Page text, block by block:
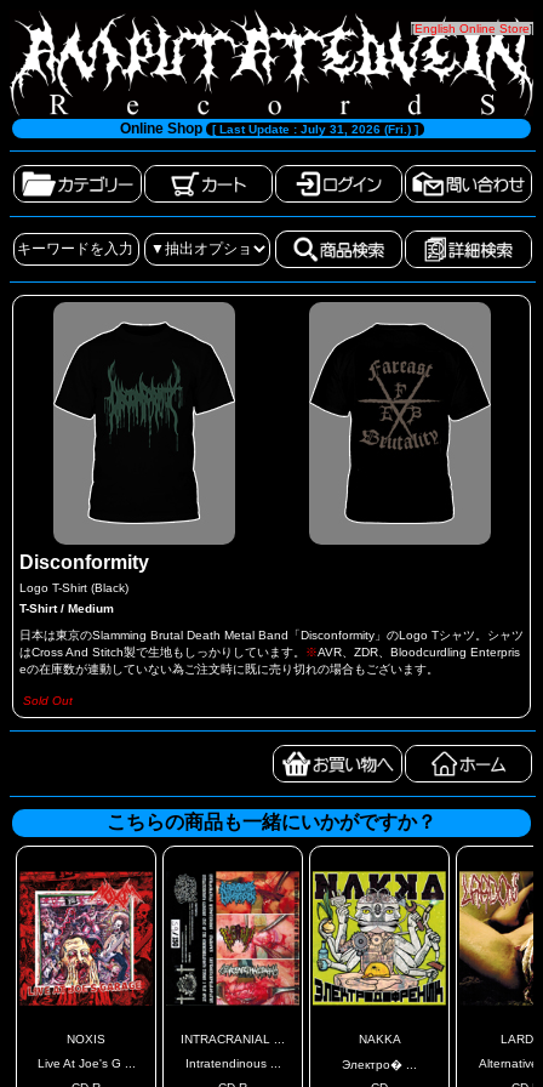
[English Online Store]
Online Shop [ Last Update : July 31, 2026 (Fri.) ]
Disconformity
Logo T-Shirt (Black)
T-Shirt / Medium
日本は東京のSlamming Brutal Death Metal Band「Disconformity」のLogo Tシャツ。シャツ
はCross And Stitch製で生地もしっかりしています。 ※AVR、ZDR、Bloodcurdling Enterpris
eの在庫数が連動していない為ご注文時に既に売り切れの場合もございます。
Sold Out
こちらの商品も一緒にいかがですか？
NOXIS
Live At Joe's G ...
INTRACRANIAL ...
Intratendinous ...
NAKKA
Электро� ...
Alternative